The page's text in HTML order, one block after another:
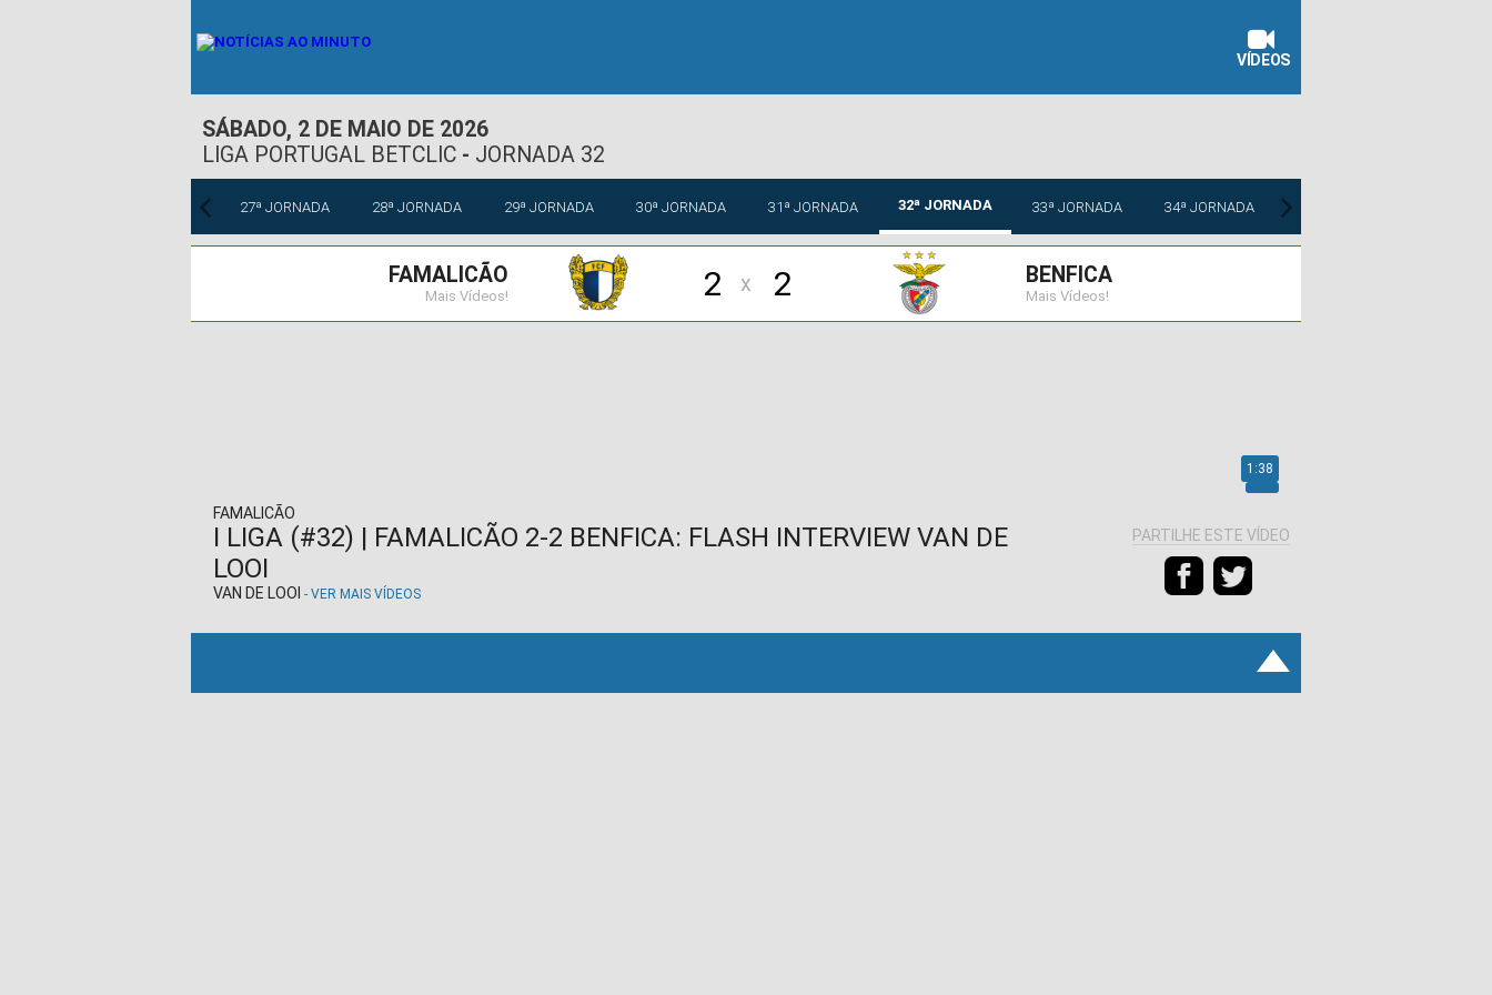
VÍDEOS
SÁBADO, 2 DE MAIO DE 2026
LIGA PORTUGAL BETCLIC - JORNADA 32
27ª JORNADA 28ª JORNADA 29ª JORNADA 30ª JORNADA 31ª JORNADA 32ª JORNADA 33ª JORNADA 34ª JORNADA
FAMALICÃO
Mais Vídeos! 2 x 2 BENFICA
Mais Vídeos!
1:38
FAMALICÃO
I LIGA (#32) | FAMALICÃO 2-2 BENFICA: FLASH INTERVIEW VAN DE
LOOI
VAN DE LOOI - VER MAIS VÍDEOS
PARTILHE ESTE VÍDEO